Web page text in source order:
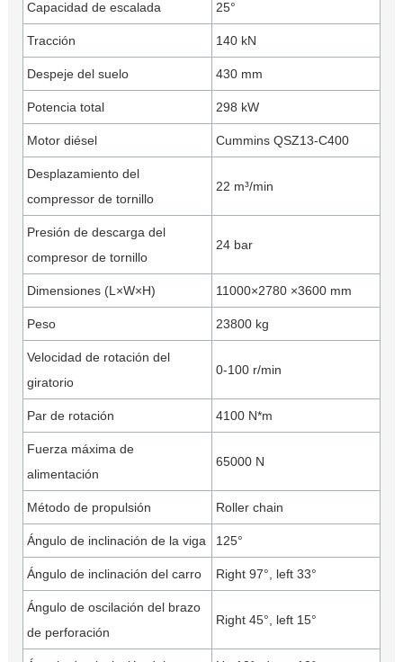
Capacidad de escalada 25°
Tracción 140 kN
Despeje del suelo 430 mm
Potencia total 298 kW
Motor diésel Cummins QSZ13-C400
Desplazamiento del
compressor de tornillo
22 m³/min
Presión de descarga del
compresor de tornillo
24 bar
Dimensiones (L×W×H) 11000×2780 ×3600 mm
Peso 23800 kg
Velocidad de rotación del
giratorio
0-100 r/min
Par de rotación 4100 N*m
Fuerza máxima de
alimentación
65000 N
Método de propulsión Roller chain
Ángulo de inclinación de la viga 125°
Ángulo de inclinación del carro Right 97°, left 33°
Ángulo de oscilación del brazo
de perforación
Right 45°, left 15°